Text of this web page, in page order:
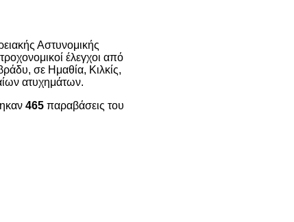
Αστυνομικής
έλεγχοι από
σε Ημαθία, Κιλκίς,
ατυχημάτων.
465 παραβάσεις του